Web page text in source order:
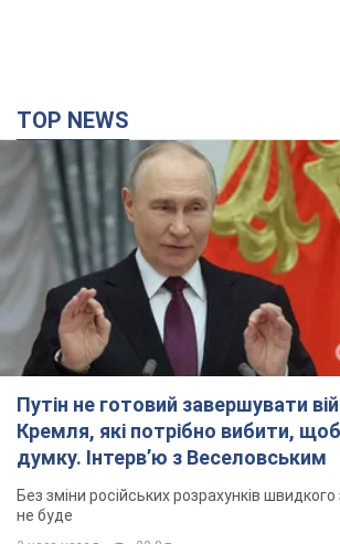
TOP NEWS
Путін не готовий завершувати
Кремля, які потрібно вибити,
думку. Інтерв’ю з Веселовським
Без зміни російських розрахунків
не буде